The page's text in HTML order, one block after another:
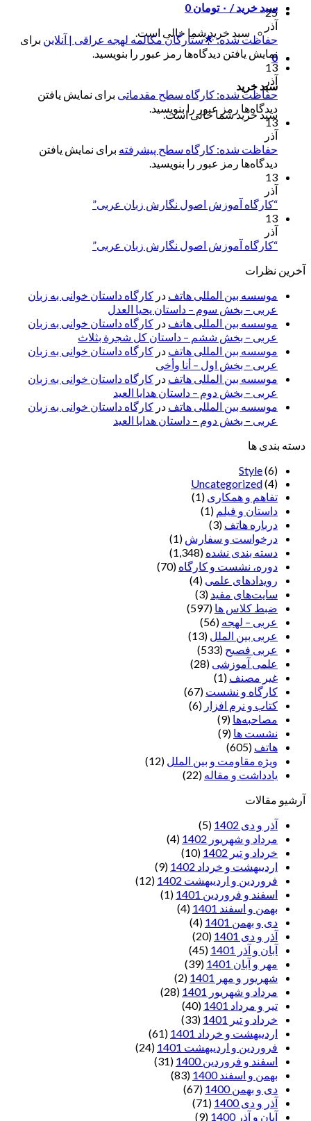
سبد خرید / ۰ تومان 0
سبد خرید شما خالی است.
0
سبد خرید
سبد خرید شما خالی است.
25
آذر
حفاظت شده: 🌟ستارگان مکالمه لهجه عراقی | آنلاین برای
نمایش یافتن دیدگاه‌ها رمز عبور را بنویسید.
13
آذر
حفاظت شده: کارگاه سطح مقدماتی برای نمایش یافتن
دیدگاه‌ها رمز عبور را بنویسید.
13
آذر
حفاظت شده: کارگاه سطح پیشرفته برای نمایش یافتن
دیدگاه‌ها رمز عبور را بنویسید.
13
آذر
“کارگاه آموزش اصول نگارش زبان عربی”
13
آذر
“کارگاه آموزش اصول نگارش زبان عربی”
آخرین نظرات
موسسه بین المللی هاتف در کارگاه داستان خوانی به زبان
عربی – بخش سوم – داستان یحیا العدل
موسسه بین المللی هاتف در کارگاه داستان خوانی به زبان
عربی – بخش ششم – داستان کل شجرة بثلاث
موسسه بین المللی هاتف در کارگاه داستان خوانی به زبان
عربی – بخش اول – أنا وأخی
موسسه بین المللی هاتف در کارگاه داستان خوانی به زبان
عربی – بخش دوم – داستان هدایا العید
موسسه بین المللی هاتف در کارگاه داستان خوانی به زبان
عربی – بخش دوم – داستان هدایا العید
دسته بندی ها
Style(6)
Uncategorized(4)
تفاهم و همکاری (1)
داستان و فیلم (1)
درباره هاتف (3)
درخواست و سفارش (1)
دسته بندی نشده (1,348)
دوره، نشست و کارگاه (70)
رویدادهای علمی (4)
سایت‌های مفید (3)
ضبط کلاس ها (597)
عربی – لهجه (56)
عربی بین الملل (13)
عربی فصیح (533)
علمی آموزشی (28)
غير مصنف (1)
کارگاه و نشست (67)
کتاب و نرم افزار (6)
مصاحبه‌ها (9)
نشست ها (9)
هاتف (605)
ویژه مقاومت و بین الملل (12)
یادداشت‌ و مقاله (22)
آرشیو مقالات
آذر و دی 1402
(5)
مرداد و شهریور 1402
(4)
خرداد و تیر 1402
(10)
اردیبهشت و خرداد 1402
(9)
فروردین و اردیبهشت 1402
(12)
اسفند و فروردین 1401
(1)
بهمن و اسفند 1401
(4)
دی و بهمن 1401
(4)
آذر و دی 1401
(20)
آبان و آذر 1401
(45)
مهر و آبان 1401
(39)
شهریور و مهر 1401
(2)
مرداد و شهریور 1401
(28)
تیر و مرداد 1401
(40)
خرداد و تیر 1401
(33)
اردیبهشت و خرداد 1401
(61)
فروردین و اردیبهشت 1401
(24)
اسفند و فروردین 1400
(31)
بهمن و اسفند 1400
(83)
دی و بهمن 1400
(67)
آذر و دی 1400
(71)
آبان و آذر 1400
(9)